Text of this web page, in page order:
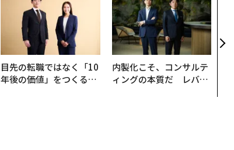
目先の転職ではなく「10
年後の価値」をつくる─
内製化こそ、コンサルテ
ィングの本質だ レバレ